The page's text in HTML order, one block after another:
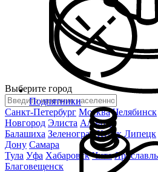
Подпятники
Выберите город
Санкт-Петербург Москва Челябинск
Новгород Элиста Алматы
Балашиха Зеленоград Курск Липецк
Дону Самара
Тула Уфа Хабаровск Чита Ярославль
Благовещенск